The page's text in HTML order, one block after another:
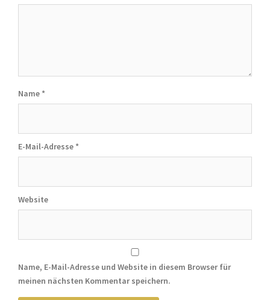
Name *
E-Mail-Adresse *
Website
Name, E-Mail-Adresse und Website in diesem Browser für
meinen nächsten Kommentar speichern.